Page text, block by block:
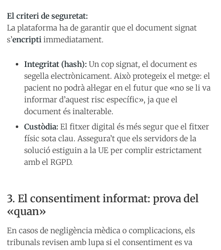
El criteri de seguretat:
La plataforma ha de garantir que el document signat
s’encripti immediatament.
Integritat (hash): Un cop signat, el document es
segella electrònicament. Això protegeix el metge: el
pacient no podrà al·legar en el futur que «no se li va
informar d’aquest risc específic», ja que el
document és inalterable.
Custòdia: El fitxer digital és més segur que el fitxer
físic sota clau. Assegura’t que els servidors de la
solució estiguin a la UE per complir estrictament
amb el RGPD.
3. El consentiment informat: prova del
«quan»
En casos de negligència mèdica o complicacions, els
tribunals revisen amb lupa si el consentiment es va